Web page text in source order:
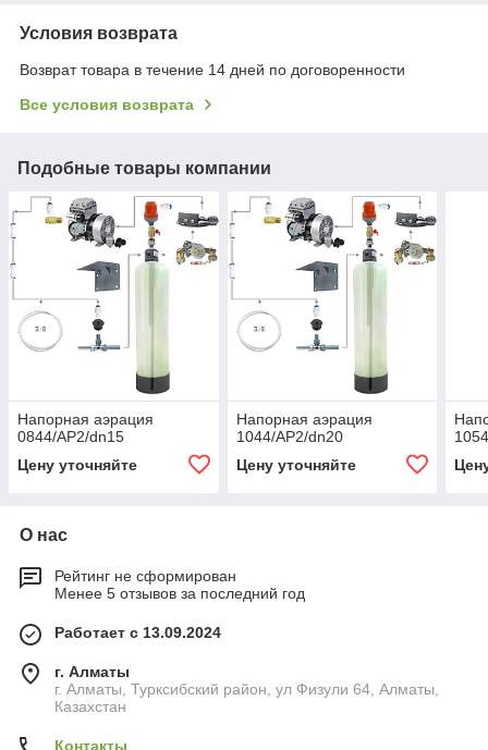
Условия возврата
Возврат товара в течение 14 дней по договоренности
Все условия возврата
Подобные товары компании
Напорная аэрация
0844/AP2/dn15
Цену уточняйте
Напорная аэрация
1044/AP2/dn20
Цену уточняйте
О нас
Рейтинг не сформирован
Менее 5 отзывов за последний год
Работает с 13.09.2024
г. Алматы
г. Алматы, Турксибский район, ул Физули 64, Алматы,
Казахстан
Контакты